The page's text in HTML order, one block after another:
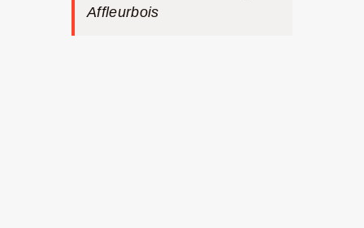
Affleurbois